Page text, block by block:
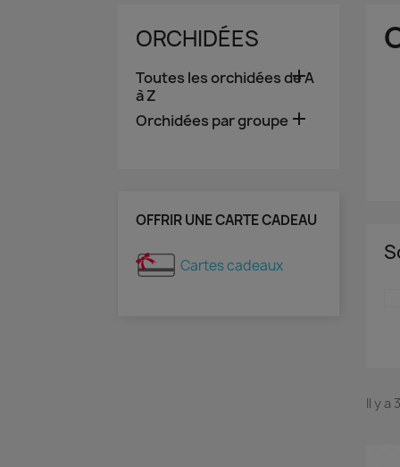
ORCHIDÉES
Toutes les orchidées de A
à Z

Orchidées par groupe 
OFFRIR UNE CARTE CADEAU
Cartes cadeaux
Il y a